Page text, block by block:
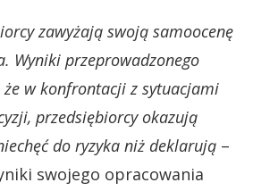
zawyżają swoją samoocenę
Wyniki przeprowadzonego
w konfrontacji z sytuacjami
przedsiębiorcy okazują
do ryzyka niż deklarują –
swojego opracowania